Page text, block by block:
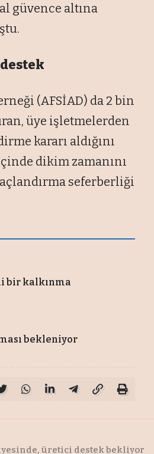
güvence altına
(AFSİAD) da 2 bin
üye işletmelerden
kararı aldığını
dikim zamanını
seferberliği
bir kalkınma
bekleniyor
üretici destek bekliyor